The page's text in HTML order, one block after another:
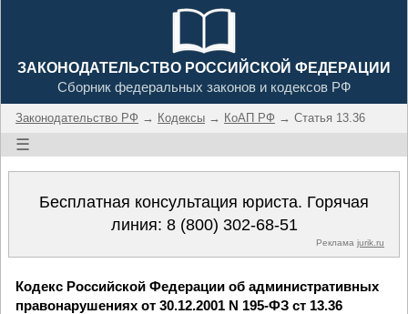
ЗАКОНОДАТЕЛЬСТВО РОССИЙСКОЙ ФЕДЕРАЦИИ
Сборник федеральных законов и кодексов РФ
Законодательство РФ → Кодексы → КоАП РФ → Статья 13.36
☰
Бесплатная консультация юриста. Горячая
линия: 8 (800) 302-68-51
Реклама jurik.ru
Кодекс Российской Федерации об административных
правонарушениях от 30.12.2001 N 195-ФЗ ст 13.36